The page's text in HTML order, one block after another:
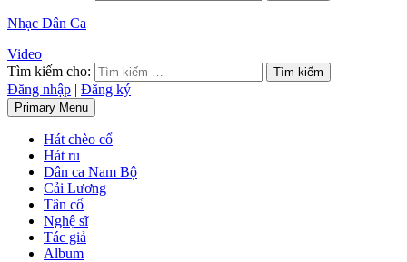
Nhạc Dân Ca
Video
Tìm kiếm cho:
Đăng nhập | Đăng ký
Primary Menu
Hát chèo cổ
Hát ru
Dân ca Nam Bộ
Cải Lương
Tân cổ
Nghệ sĩ
Tác giả
Album